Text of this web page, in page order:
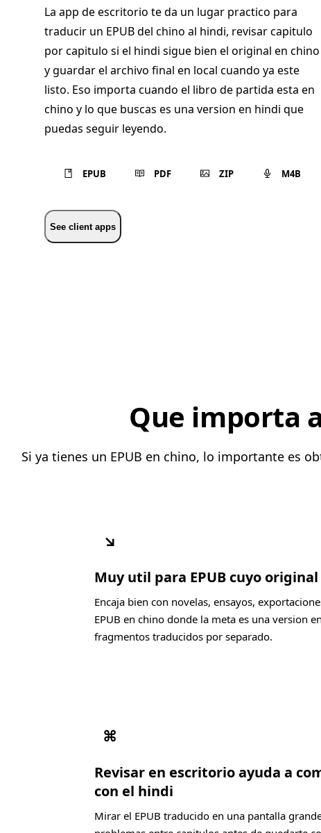
La app de escritorio te da un lugar practico para
traducir un EPUB del chino al hindi, revisar capitulo
por capitulo si el hindi sigue bien el original en chino
y guardar el archivo final en local cuando ya este
listo. Eso importa cuando el libro de partida esta en
chino y lo que buscas es una version en hindi que
puedas seguir leyendo.
EPUB PDF ZIP M4B
See client apps
Que importa
Si ya tienes un EPUB en chino, lo importante es
↘
Muy util para EPUB cuyo
Encaja bien con novelas, ensayos,
EPUB en chino donde la meta es una version
fragmentos traducidos por separado.
⌘
Revisar en escritorio ayuda a
con el hindi
Mirar el EPUB traducido en una pantalla